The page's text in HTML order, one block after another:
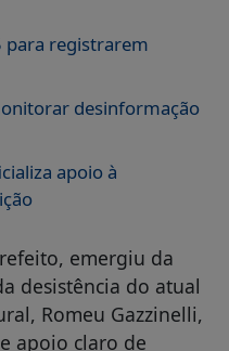
registrarem
desinformação
apoio à
emergiu da
desistência do atual
Romeu Gazzinelli,
apoio claro de